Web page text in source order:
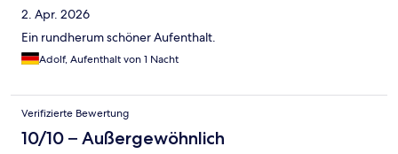
2. Apr. 2026
Ein rundherum schöner Aufenthalt.
Adolf, Aufenthalt von 1 Nacht
Verifizierte Bewertung
10/10 – Außergewöhnlich